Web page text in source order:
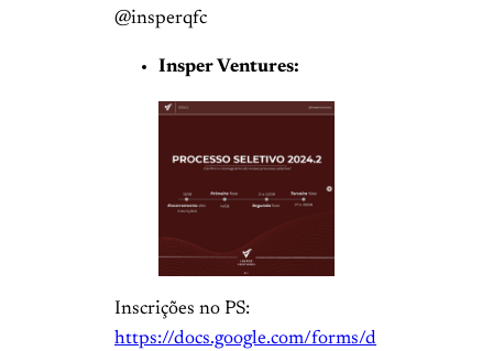
@insperqfc
Insper Ventures:
Inscrições no PS:
https://docs.google.com/forms/d